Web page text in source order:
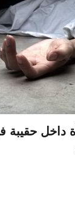
داخل حقيبة